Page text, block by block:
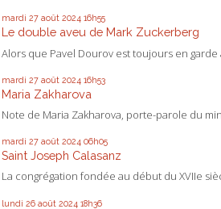
mardi 27 août 2024 16h55
Le double aveu de Mark Zuckerberg
Alors que Pavel Dourov est toujours en garde à
mardi 27 août 2024 16h53
Maria Zakharova
Note de Maria Zakharova, porte-parole du
mardi 27 août 2024 06h05
Saint Joseph Calasanz
La congrégation fondée au début du XVIIe
lundi 26 août 2024 18h36